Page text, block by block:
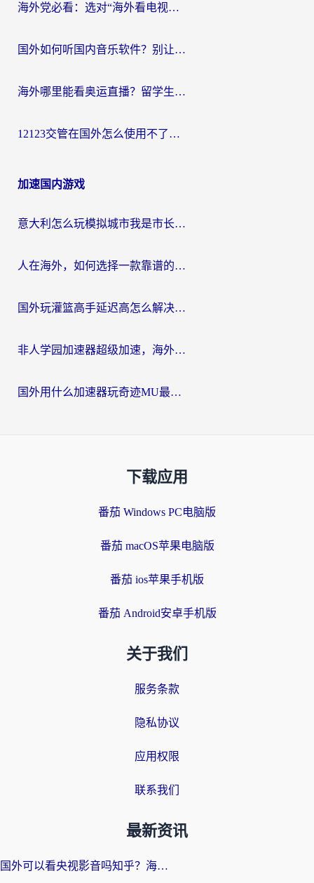
海外党必看：选对“海外看电视剧软件”，再也不用愁国内剧刷不了
国外如何听国内音乐软件？别让地域限制，断了你的中文歌单
海外哪里能看奥运直播？留学生&海外华人必看的体育赛事观赛终极指南
12123交管在国外怎么使用不了？海外华人必看的无缝访问国内资源指南
加速国内游戏
意大利怎么玩模拟城市我是市长？海外党国服游戏加速终极攻略（附三国3量子特攻解决办法）
人在海外，如何选择一款靠谱的玩剑灵2加速器？
国外玩灌篮高手延迟高怎么解决？海外玩家国服游戏加速终极指南
非人学园加速器超级加速，海外玩家重返国服的通行证
国外用什么加速器玩奇迹MU最好？2026海外玩家国服游戏加速全攻略
下载应用
番茄 Windows PC电脑版
番茄 macOS苹果电脑版
番茄 ios苹果手机版
番茄 Android安卓手机版
关于我们
服务条款
隐私协议
应用权限
联系我们
最新资讯
国外可以看央视影音吗知乎？海外党亲测有效的回国加速方案